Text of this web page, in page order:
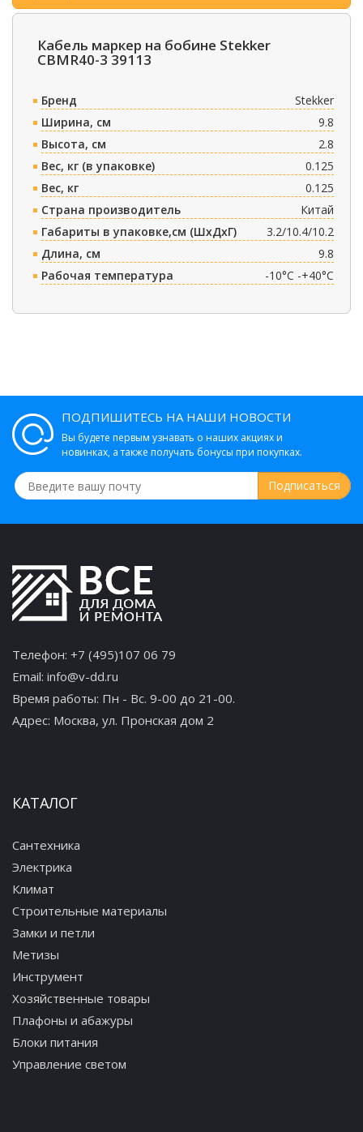
Кабель маркер на бобине Stekker
CBMR40-3 39113
Бренд
Stekker
Ширина, см
9.8
Высота, см
2.8
Вес, кг (в упаковке)
0.125
Вес, кг
0.125
Страна производитель
Китай
Габариты в упаковке,см (ШxДxГ)
3.2/10.4/10.2
Длина, см
9.8
Рабочая температура
-10°C -+40°C
ПОДПИШИТЕСЬ НА НАШИ НОВОСТИ
Вы будете первым узнавать о наших акциях и
новинках, а также получать бонусы при покупках.
Телефон: +7 (495)107 06 79
Email: info@v-dd.ru
Время работы: Пн - Вс. 9-00 до 21-00.
Адрес: Москва, ул. Пронская дом 2
КАТАЛОГ
Сантехника
Электрика
Климат
Строительные материалы
Замки и петли
Метизы
Инструмент
Хозяйственные товары
Плафоны и абажуры
Блоки питания
Управление светом